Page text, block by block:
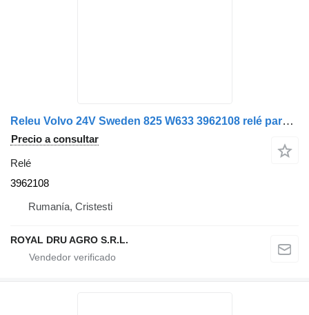
Releu Volvo 24V Sweden 825 W633 3962108 relé para camión
Precio a consultar
Relé
3962108
Rumanía, Cristesti
ROYAL DRU AGRO S.R.L.